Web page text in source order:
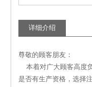
详细介绍
尊敬的顾客朋友：
本着对广大顾客高度
是否有生产资格，选择